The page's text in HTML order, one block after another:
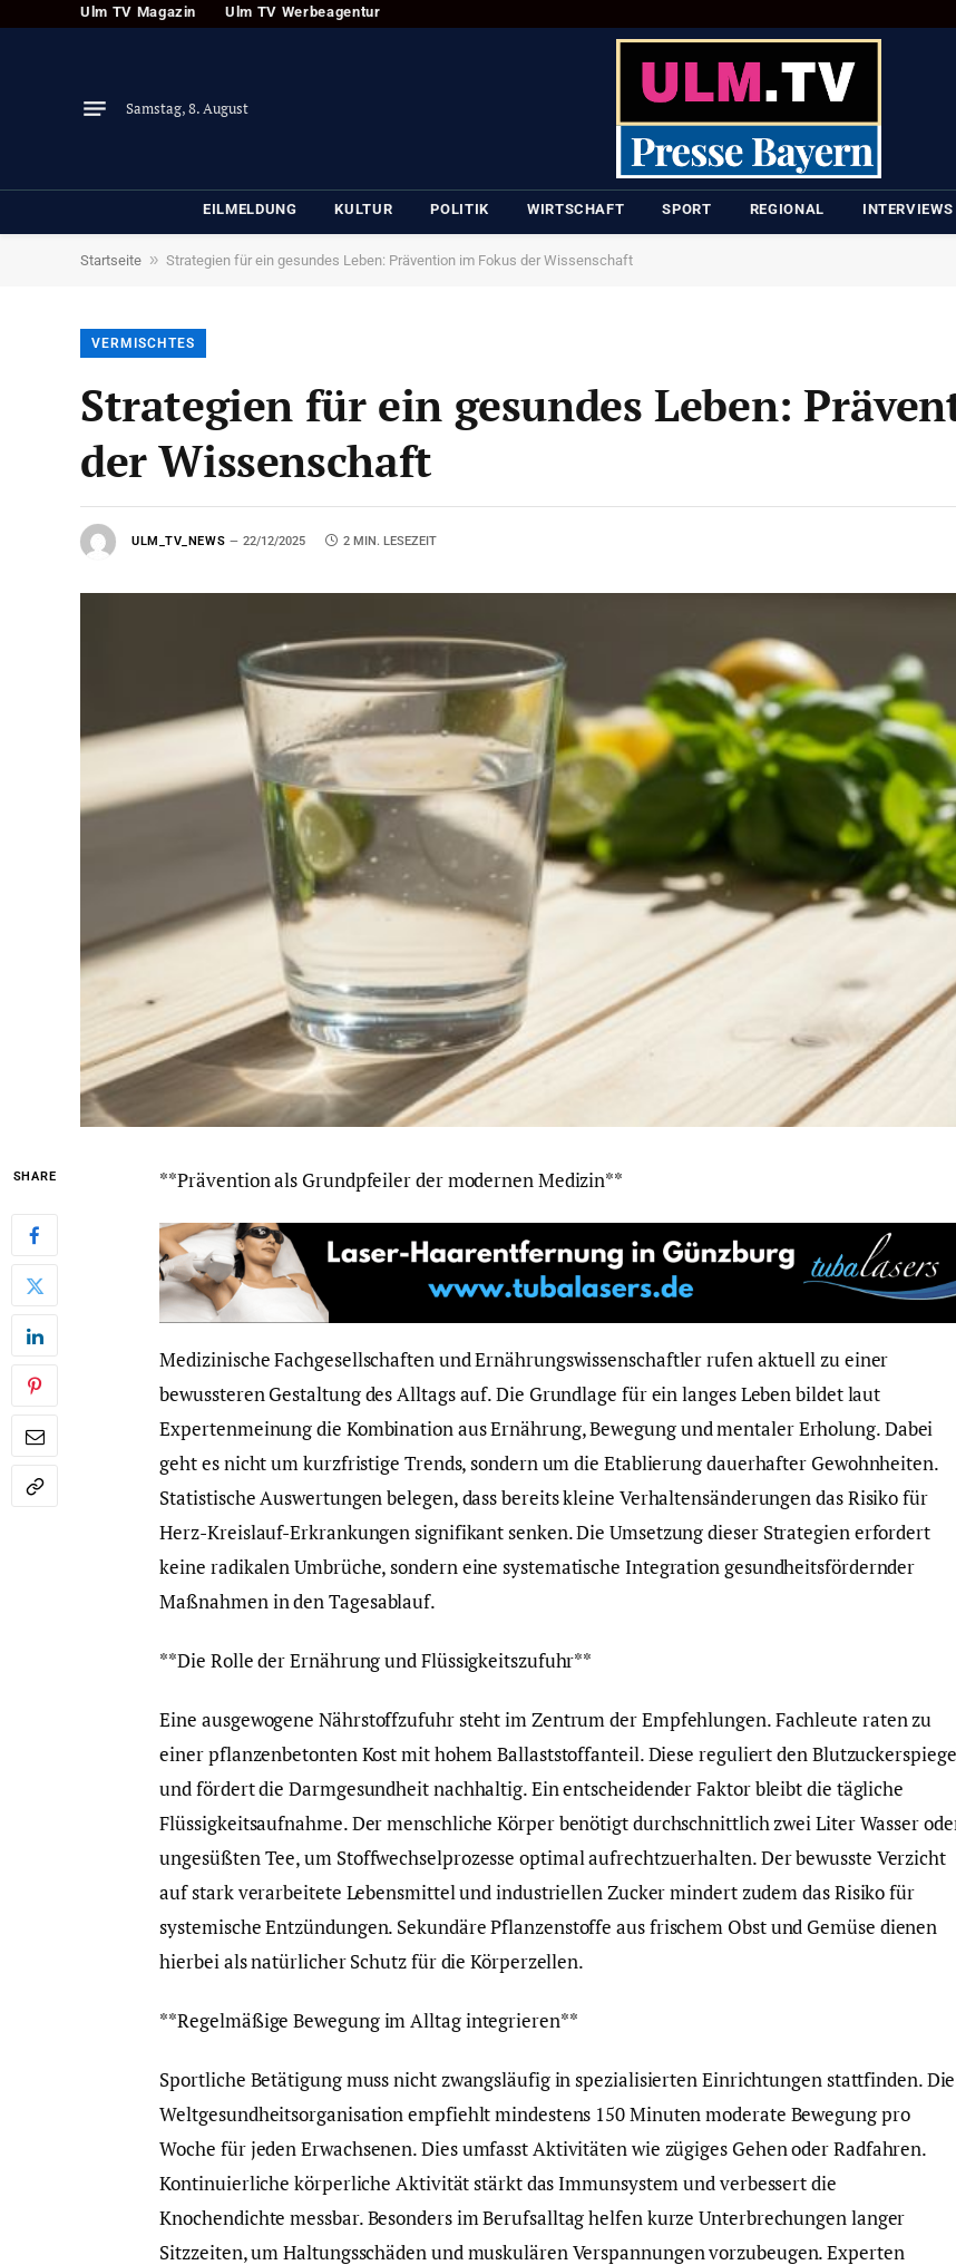
Ulm TV Magazin Ulm TV Werbeagentur
Samstag, 8. August
EILMELDUNG KULTUR POLITIK WIRTSCHAFT SPORT REGIONAL INTERVIEWS
Startseite » Strategien für ein gesundes Leben: Prävention im Fokus der Wissenschaft
VERMISCHTES
Strategien für ein gesundes Leben:
der Wissenschaft
ULM_TV_NEWS 22/12/2025 2 MIN. LESEZEIT
SHARE **Prävention als Grundpfeiler der modernen Medizin**
Medizinische Fachgesellschaften und Ernährungswissenschaftler rufen aktuell zu einer
bewussteren Gestaltung des Alltags auf. Die Grundlage für ein langes Leben bildet laut
Expertenmeinung die Kombination aus Ernährung, Bewegung und mentaler Erholung. Dabei
geht es nicht um kurzfristige Trends, sondern um die Etablierung dauerhafter Gewohnheiten.
Statistische Auswertungen belegen, dass bereits kleine Verhaltensänderungen das Risiko für
Herz-Kreislauf-Erkrankungen signifikant senken. Die Umsetzung dieser Strategien erfordert
keine radikalen Umbrüche, sondern eine systematische Integration gesundheitsfördernder
Maßnahmen in den Tagesablauf.
**Die Rolle der Ernährung und Flüssigkeitszufuhr**
Eine ausgewogene Nährstoffzufuhr steht im Zentrum der Empfehlungen. Fachleute raten zu
einer pflanzenbetonten Kost mit hohem Ballaststoffanteil. Diese reguliert den
und fördert die Darmgesundheit nachhaltig. Ein entscheidender Faktor bleibt die tägliche
Flüssigkeitsaufnahme. Der menschliche Körper benötigt durchschnittlich zwei Liter Wasser
ungesüßten Tee, um Stoffwechselprozesse optimal aufrechtzuerhalten. Der bewusste Verzicht
auf stark verarbeitete Lebensmittel und industriellen Zucker mindert zudem das Risiko für
systemische Entzündungen. Sekundäre Pflanzenstoffe aus frischem Obst und Gemüse dienen
hierbei als natürlicher Schutz für die Körperzellen.
**Regelmäßige Bewegung im Alltag integrieren**
Sportliche Betätigung muss nicht zwangsläufig in spezialisierten Einrichtungen stattfinden. Die
Weltgesundheitsorganisation empfiehlt mindestens 150 Minuten moderate Bewegung pro
Woche für jeden Erwachsenen. Dies umfasst Aktivitäten wie zügiges Gehen oder Radfahren.
Kontinuierliche körperliche Aktivität stärkt das Immunsystem und verbessert die
Knochendichte messbar. Besonders im Berufsalltag helfen kurze Unterbrechungen langer
Sitzzeiten, um Haltungsschäden und muskulären Verspannungen vorzubeugen. Experten